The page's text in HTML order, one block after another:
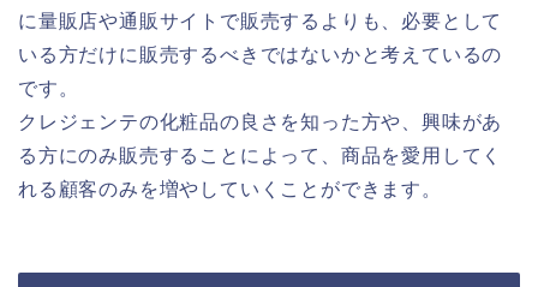
に量販店や通販サイトで販売するよりも、必要として
いる方だけに販売するべきではないかと考えているの
です。
クレジェンテの化粧品の良さを知った方や、興味があ
る方にのみ販売することによって、商品を愛用してく
れる顧客のみを増やしていくことができます。